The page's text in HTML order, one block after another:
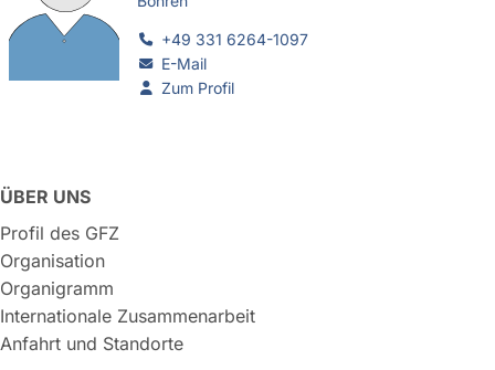
+49 331 6264-1097
E-Mail
Zum Profil
ÜBER UNS
Profil des GFZ
Organisation
Organigramm
Internationale Zusammenarbeit
Anfahrt und Standorte